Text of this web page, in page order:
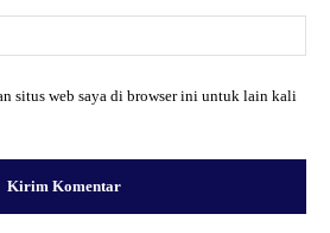
situs web saya di browser ini untuk lain kali